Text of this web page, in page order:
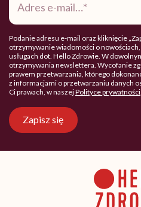
mail*
Podanie adresu e-mail oraz kliknięcie
otrzymywanie wiadomości o
usługach dot. Hello Zdrowie. W
otrzymywania newslettera. Wycofanie
prawem przetwarzania, którego
z informacjami o przetwarzaniu danych
Ci prawach, w naszejPolityce prywatności
Zapisz się